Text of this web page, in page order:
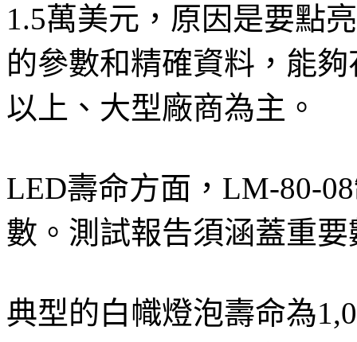
1.5萬美元，原因是要點
的參數和精確資料，能
以上、大型廠商為主。
LED壽命方面，LM-80-
數。測試報告須涵蓋重
典型的白幟燈泡壽命為